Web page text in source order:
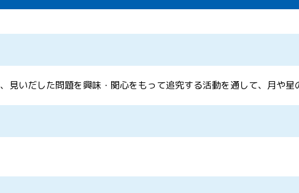
見いだした問題を興味・関心をもって追究する活動を通して、月や星